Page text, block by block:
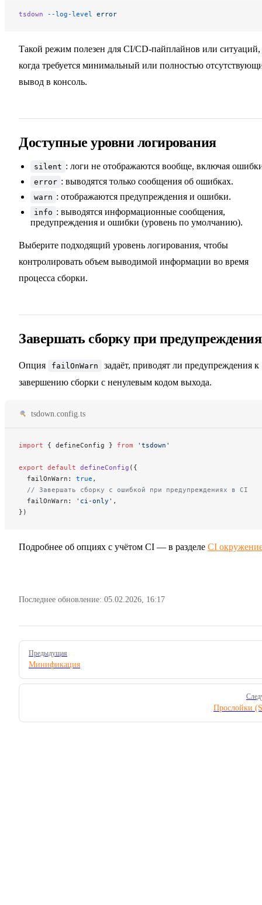
tsdown --log-level error
Такой режим полезен для CI/CD-пайплайнов или ситуаций,
когда требуется минимальный или полностью
вывод в консоль.
Доступные уровни логирования
silent : логи не отображаются вообще, включая
error : выводятся только сообщения об ошибках.
warn : отображаются предупреждения и ошибки.
info : выводятся информационные сообщения,
предупреждения и ошибки (уровень по умолчанию).
Выберите подходящий уровень логирования, чтобы
контролировать объем выводимой информации во время
процесса сборки.
Завершать сборку при
Опция failOnWarn
задаёт, приводят ли предупреждения к
завершению сборки с ненулевым кодом выхода.
tsdown.config.ts
import { defineConfig } from 'tsdown'
export default defineConfig ({
  failOnWarn:
true ,
  // Завершать сборку с ошибкой при предупреждениях в CI
  failOnWarn:
'ci-only' ,
})
Подробнее об опциях с учётом CI — в разделе CI
Последнее обновление: 05.02.2026, 16:17
Pager
Предыдущая
Минификация
Прослойки